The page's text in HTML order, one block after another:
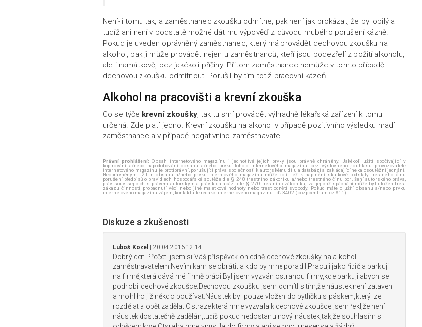
Není-li tomu tak, a zaměstnanec zkoušku odmítne, pak není jak prokázat, že byl opilý a
tudíž ani není v podstatě možné dát mu výpověď z důvodu hrubého porušení kázně.
Pokud je uveden oprávněný zaměstnanec, který má provádět dechovou zkoušku na
alkohol, pak ji může provádět nejen u zaměstnanců, kteří jsou podezřelí z požití alkoholu,
ale i namátkově, bez jakékoli příčiny. Přitom zaměstnanec nemůže v tomto případě
dechovou zkoušku odmítnout. Porušil by tím totiž pracovní kázeň.
Alkohol na pracovišti a krevní zkouška
Co se týče krevní zkoušky, tak tu smí provádět výhradně lékařská zařízení k tomu
určená. Zde platí jedno. Krevní zkoušku na alkohol v případě pozitivního výsledku hradí
zaměstnanec a v případě negativního zaměstnavatel.
Právní prohlášení: Obsah internetového magazínu i jednotlivé jejich prvky jsou právně chráněny. Jakékoli užití spočívající v
kopírování a/nebo napodobování obsahu a/nebo prvku tohoto internetového magazínu bez výslovného souhlasu provozovatele
internetového magazínu je protiprávní, porušující práva společnosti k autorskému dílu a databázi a zakládající nekalosoutěžní jednání.
Neoprávněným užitím obsahu a/nebo prvku interntového magazínu může dojít též k naplnění skutkové podstaty trestného činu
porušení předpisů o pravidlech hospodářské soutěže dle § 248 trestního zákoníku a/nebo trestného činu porušení autorského práva,
práv souvisejících s právem autorským a práv k databázi dle § 270 trestního zákoníku, za jejichž spáchání může být uložen trest
zákazu činnosti, propadnutí věci nebo jiné majetkové hodnoty nebo trest odnětí svobody. Pokud máte o užití obsahu a/nebo prvku
internetového magazínu zájem, kontaktujte redakci internetového magazínu. id23402 (bozpcentrum.cz#11)
Diskuze a zkušenosti
Luboš Kozel | 20.04.2016 12:14
Dobrý den.Přečetl jsem si Váš příspěvek ohledně dechové zkoušky na alkohol
zaměstnavatelem.Nevím kam se obrátit a kdo by mne poradil.Pracuji jako řidič a parkuji
na firmě,která dává mé firmě práci.Byl jsem vyzván ostrahou firmy,kde parkuji abych se
podrobil dechové zkoušce.Dechovou zkoušku jsem odmítl s tím,že náustek není zataven
a mohl ho již někdo používat.Náustek byl pouze vložen do pytlíčku s páskem,který lze
rozdělat a opět zadělat.Ostraze,která mne vyzvala k dechové zkoušce jsem řekl,že není
náustek dostatečně zadělán,tudíš pokud nedostanu nový náustek,tak,že souhlasím s